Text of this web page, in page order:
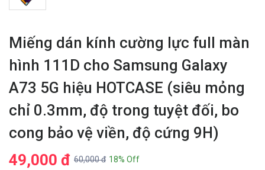
Miếng dán kính cường lực full màn
hình 111D cho Samsung Galaxy
A73 5G hiệu HOTCASE (siêu mỏng
chỉ 0.3mm, độ trong tuyệt đối, bo
cong bảo vệ viền, độ cứng 9H)
49,000 đ 60,000 đ 18% Off